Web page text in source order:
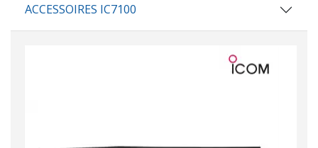
ACCESSOIRES IC7100